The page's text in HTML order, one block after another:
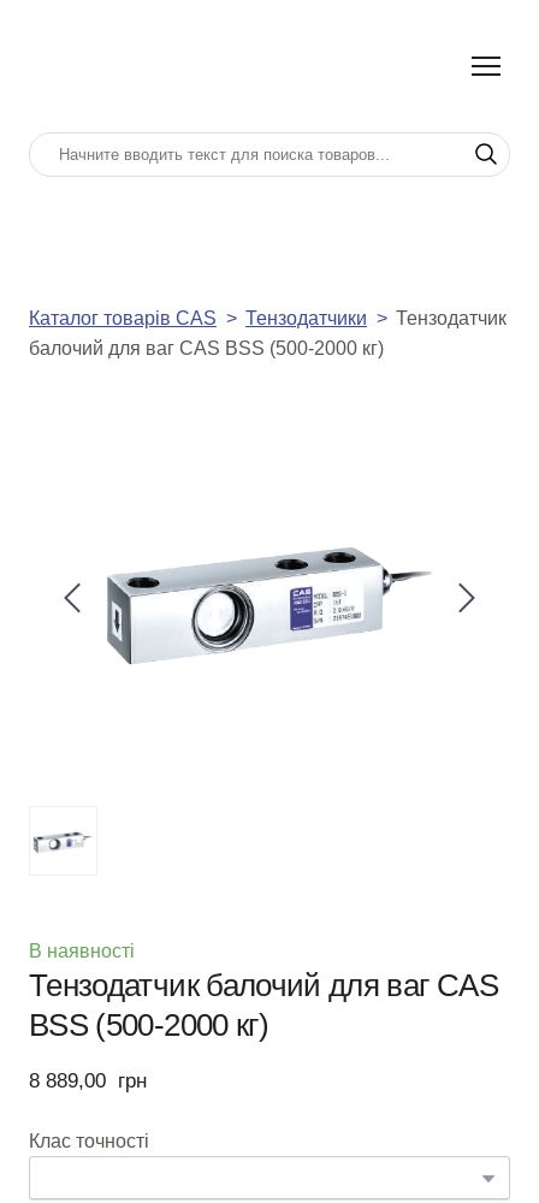
Каталог товарів CAS Тензодатчики
Тензодатчик
балочий для ваг CAS BSS (500-2000 кг)
В наявності
Тензодатчик балочий для ваг CAS
BSS (500-2000 кг)
8 889,00  грн
Клас точності